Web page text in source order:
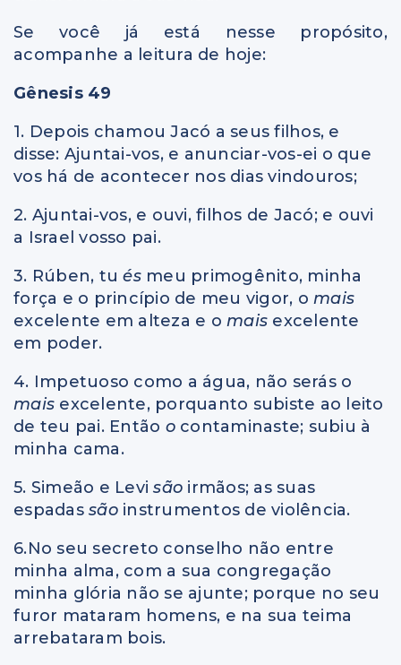
Se você já está nesse propósito,
acompanhe a leitura de hoje:
Gênesis 49
1. Depois chamou Jacó a seus filhos, e
disse: Ajuntai-vos, e anunciar-vos-ei o que
vos há de acontecer nos dias vindouros;
2. Ajuntai-vos, e ouvi, filhos de Jacó; e ouvi
a Israel vosso pai.
3. Rúben, tués meu primogênito, minha
força e o princípio de meu vigor, o mais
excelente em alteza e o mais excelente
em poder.
4. Impetuoso como a água, não serás o
mais excelente, porquanto subiste ao leito
de teu pai. Então o contaminaste; subiu à
minha cama.
5. Simeão e Levisão irmãos; as suas
espadas são instrumentos de violência.
6.No seu secreto conselho não entre
minha alma, com a sua congregação
minha glória não se ajunte; porque no seu
furor mataram homens, e na sua teima
arrebataram bois.